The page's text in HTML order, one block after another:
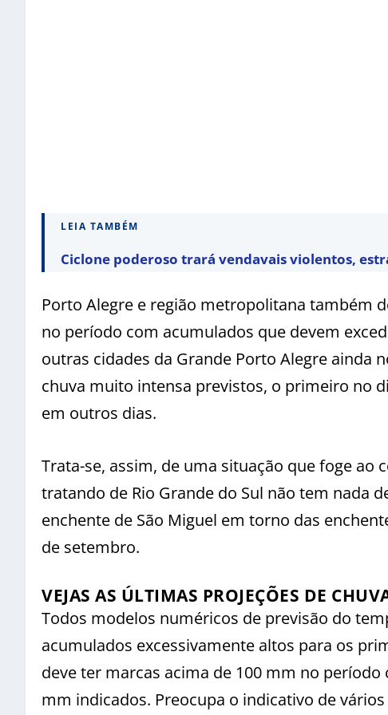
LEIA TAMBÉM
Ciclone poderoso trará vendavais violentos,
Porto Alegre e região metropolitana também
no período com acumulados que devem
outras cidades da Grande Porto Alegre ainda
chuva muito intensa previstos, o primeiro no
em outros dias.
Trata-se, assim, de uma situação que foge
tratando de Rio Grande do Sul não tem nada
enchente de São Miguel em torno das
de setembro.
VEJAS AS ÚLTIMAS PROJEÇÕES DE
Todos modelos numéricos de previsão do
acumulados excessivamente altos para os
deve ter marcas acima de 100 mm no
mm indicados. Preocupa o indicativo de